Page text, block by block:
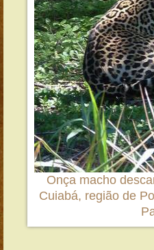
Onça macho
Cuiabá, região de